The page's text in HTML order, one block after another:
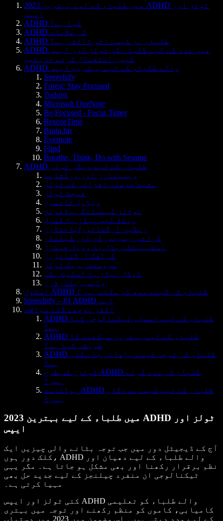
2023 میں طلباء کے لیے بہترین ADHD ٹولز اور
ایپس
ADHD کیا ہے؟
ADHD کی علامات
ADHD طلباء پر کیسے اثر ڈالتی ہے؟
ADHD میں مدد کے لیے طلباء کو ٹولز اور ایپس
کیوں استعمال کرنے چاہئیں
ADHD والے طلباء کے لیے بہترین ایپس
Speechify
Forest: Stay Focused
Todoist
Microsoft OneNote
Be Focused - Focus Timer
RescueTime
Brain.fm
Evernote
Flipd
Breathe, Think, Do with Sesame
ADHD طلباء کے لیے دیگر ٹولز
ویبینارز اور ورکشاپس
مثبت حوصلہ افزائی کے ٹولز
فیجٹ ٹولز
ویژول ٹائمرز
نوائز کینسلنگ ہیڈفونز
ویٹڈ لیپ پیڈز یا کمبل
رنگین آرگنائزر/بائنڈرز
ڈرائی ریس بورڈز اور کیلنڈر
اسٹیبیلٹی بال یا ووبل چیئرز
گرافک آرگنائزرز
موومنٹ بریک ٹولز
ڈوڈل پیڈز یا اسکیچ بکس
وائس ریکارڈرز
اسکول ADHD طلباء کی کیسے مدد کر سکتے ہیں؟
Speechify – #1 ADHD ایپ
اکثر پوچھے گئے سوالات
ADHD طلباء کے لیے اسسٹِو ٹیکنالوجی کیا
ہے؟
ADHD طلباء کے لیے بہترین سیکھنے کا
طریقہ کیا ہے؟
ADHD طلباء کی توجہ کیسے بڑھائی جا سکتی
ہے؟
کوئزز کس طرح ADHD طلباء کی مدد کرتے
ہیں؟
پوڈکاسٹ ADHD طلباء کے لیے کیسے مددگار
ہیں؟
2023 میں طلباء کے لیے بہترین ADHD ٹولز اور
ایپس
آج کے ڈیجیٹل دور میں جب توجہ بٹانے والی چیزیں ایک
کلک دور ہوں، ADHD والے طلباء کے لیے دھیان اور
نظم برقرار رکھنا اور بھی مشکل ہو جاتا ہے۔ مگر یہی
ٹیکنالوجی ان منفرد چیلنجز کے لیے جدید حل بھی
مہیا کرتی ہے۔
کئی ٹولز اور ایپس ADHD والے طلباء کو تعلیمی
کامیابی، کاموں کو منظم رکھنے اور توجہ میں بہتری
کے لیے مدد دیتی ہیں۔ اس مضمون میں 2023 میں دستیاب